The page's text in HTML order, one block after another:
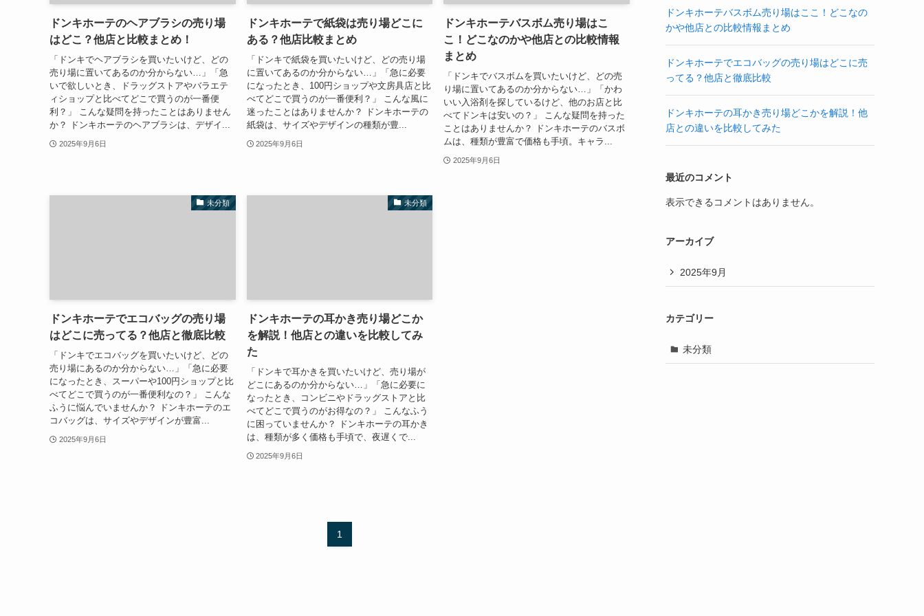
ドンキホーテのヘアブラシの売り場
はどこ？他店と比較まとめ！
「ドンキでヘアブラシを買いたいけど、どの
売り場に置いてあるのか分からない…」「急
いで欲しいとき、ドラッグストアやバラエテ
ィショップと比べてどこで買うのが一番便
利？」 こんな疑問を持ったことはありません
か？ ドンキホーテのヘアブラシは、デザイ...
2025年9月6日
ドンキホーテで紙袋は売り場どこに
ある？他店比較まとめ
「ドンキで紙袋を買いたいけど、どの売り場
に置いてあるのか分からない…」「急に必要
になったとき、100円ショップや文房具店と比
べてどこで買うのが一番便利？」 こんな風に
迷ったことはありませんか？ ドンキホーテの
紙袋は、サイズやデザインの種類が豊...
2025年9月6日
ドンキホーテバスボム売り場はこ
こ！どこなのかや他店との比較情報
まとめ
「ドンキでバスボムを買いたいけど、どの売
り場に置いてあるのか分からない…」「かわ
いい入浴剤を探しているけど、他のお店と比
べてドンキは安いの？」 こんな疑問を持った
ことはありませんか？ ドンキホーテのバスボ
ムは、種類が豊富で価格も手頃。キャラ...
2025年9月6日
未分類
ドンキホーテでエコバッグの売り場
はどこに売ってる？他店と徹底比較
「ドンキでエコバッグを買いたいけど、どの
売り場にあるのか分からない…」「急に必要
になったとき、スーパーや100円ショップと比
べてどこで買うのが一番便利なの？」 こんな
ふうに悩んでいませんか？ ドンキホーテのエ
コバッグは、サイズやデザインが豊富...
2025年9月6日
未分類
ドンキホーテの耳かき売り場どこか
を解説！他店との違いを比較してみ
た
「ドンキで耳かきを買いたいけど、売り場が
どこにあるのか分からない…」「急に必要に
なったとき、コンビニやドラッグストアと比
べてどこで買うのがお得なの？」 こんなふう
に困っていませんか？ ドンキホーテの耳かき
は、種類が多く価格も手頃で、夜遅くで...
2025年9月6日
1
ドンキホーテバスボム売り場はここ！どこなの
かや他店との比較情報まとめ
ドンキホーテでエコバッグの売り場はどこに売
ってる？他店と徹底比較
ドンキホーテの耳かき売り場どこかを解説！他
店との違いを比較してみた
最近のコメント
表示できるコメントはありません。
アーカイブ
2025年9月
カテゴリー
未分類